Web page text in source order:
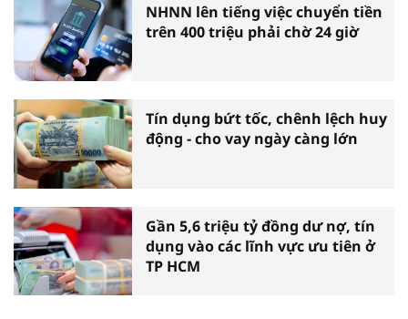
NHNN lên tiếng việc chuyển tiền
trên 400 triệu phải chờ 24 giờ
Tín dụng bứt tốc, chênh lệch huy
động - cho vay ngày càng lớn
Gần 5,6 triệu tỷ đồng dư nợ, tín
dụng vào các lĩnh vực ưu tiên ở
TP HCM